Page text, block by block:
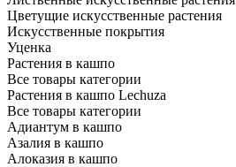
Цветущие искусственные растения
Искусственные покрытия
Уценка
Растения в кашпо
Все товары категории
Растения в кашпо Lechuza
Все товары категории
Адиантум в кашпо
Азалия в кашпо
Алоказия в кашпо